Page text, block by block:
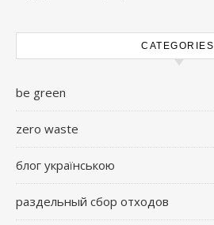
CATEGORIES
be green
zero waste
блог українською
раздельный сбор отходов